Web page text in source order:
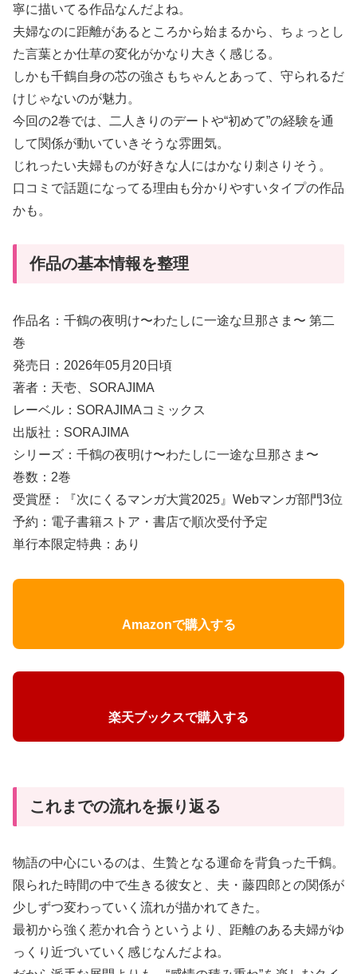
寧に描いてる作品なんだよね。
夫婦なのに距離があるところから始まるから、ちょっとし
た言葉とか仕草の変化がかなり大きく感じる。
しかも千鶴自身の芯の強さもちゃんとあって、守られるだ
けじゃないのが魅力。
今回の2巻では、二人きりのデートや“初めて”の経験を通
して関係が動いていきそうな雰囲気。
じれったい夫婦ものが好きな人にはかなり刺さりそう。
口コミで話題になってる理由も分かりやすいタイプの作品
かも。
作品の基本情報を整理
作品名：千鶴の夜明け〜わたしに一途な旦那さま〜 第二
巻
発売日：2026年05月20日頃
著者：天壱、SORAJIMA
レーベル：SORAJIMAコミックス
出版社：SORAJIMA
シリーズ：千鶴の夜明け〜わたしに一途な旦那さま〜
巻数：2巻
受賞歴：『次にくるマンガ大賞2025』Webマンガ部門3位
予約：電子書籍ストア・書店で順次受付予定
単行本限定特典：あり
Amazonで購入する
楽天ブックスで購入する
これまでの流れを振り返る
物語の中心にいるのは、生贄となる運命を背負った千鶴。
限られた時間の中で生きる彼女と、夫・藤四郎との関係が
少しずつ変わっていく流れが描かれてきた。
最初から強く惹かれ合うというより、距離のある夫婦がゆ
っくり近づいていく感じなんだよね。